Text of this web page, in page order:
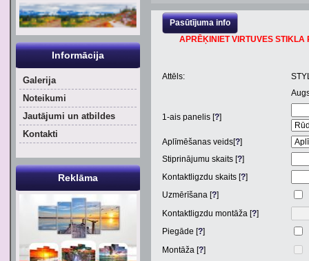
Pasūtījuma info
APRĒĶINIET VIRTUVES
Attēls:
1-ais panelis [?]
Aplīmēšanas veids[?]
Stiprinājumu skaits [?]
Kontaktligzdu skaits [?]
Uzmērīšana [?]
Kontaktligzdu montāža [?]
Piegāde [?]
Montāža [?]
Informācija
Galerija
Noteikumi
Jautājumi un atbildes
Kontakti
Reklāma